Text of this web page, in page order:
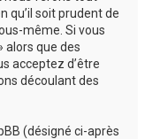
qu’il soit prudent de
même. Si vous
alors que des
acceptez d’être
découlant des
(désigné ci-après